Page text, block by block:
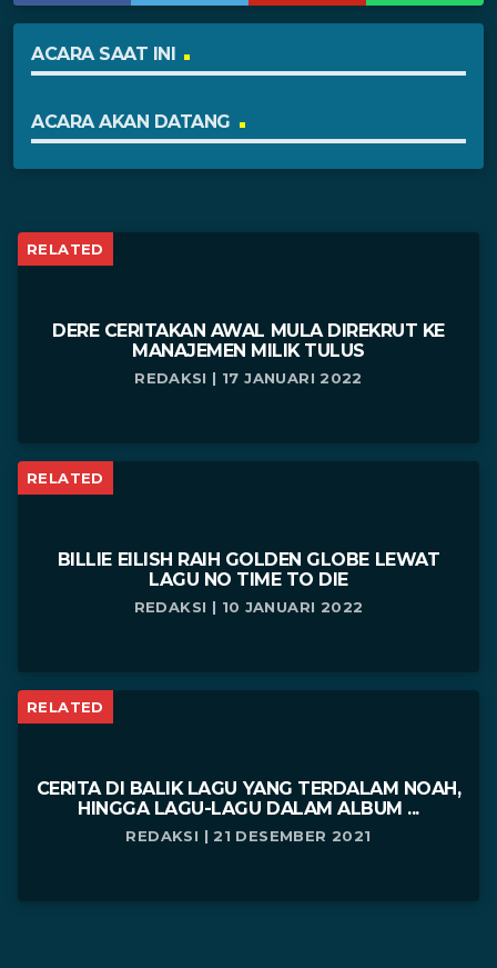
ACARA SAAT INI
ACARA AKAN DATANG
RELATED
DERE CERITAKAN AWAL MULA DIREKRUT KE
MANAJEMEN MILIK TULUS
REDAKSI | 17 JANUARI 2022
RELATED
BILLIE EILISH RAIH GOLDEN GLOBE LEWAT
LAGU NO TIME TO DIE
REDAKSI | 10 JANUARI 2022
RELATED
CERITA DI BALIK LAGU YANG TERDALAM NOAH,
HINGGA LAGU-LAGU DALAM ALBUM ...
REDAKSI | 21 DESEMBER 2021